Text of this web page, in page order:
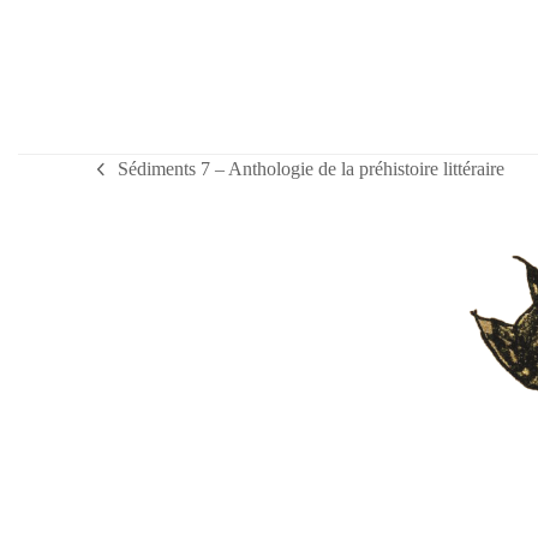
first
previous
Sédiments 7 – Anthologie de la préhistoire littéraire